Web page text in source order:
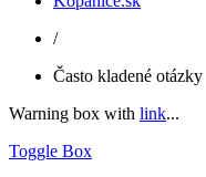
/
Často kladené otázky
Warning box with link...
Toggle Box